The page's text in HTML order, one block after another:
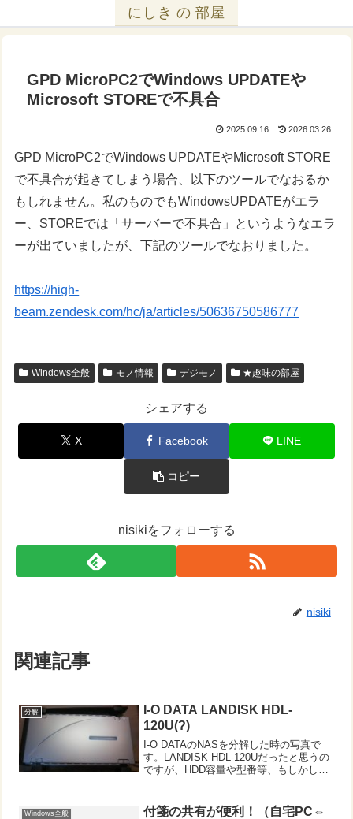
にしき の 部屋
GPD MicroPC2でWindows UPDATEや
Microsoft STOREで不具合
2025.09.16 2026.03.26
GPD MicroPC2でWindows UPDATEやMicrosoft STORE
で不具合が起きてしまう場合、以下のツールでなおるか
もしれません。私のものでもWindowsUPDATEがエラ
ー、STOREでは「サーバーで不具合」というようなエラ
ーが出ていましたが、下記のツールでなおりました。
https://high-
beam.zendesk.com/hc/ja/articles/50636750586777
Windows全般 モノ情報 デジモノ ★趣味の部屋
シェアする
X Facebook LINE
コピー
nisikiをフォローする
nisiki
関連記事
分解
I-O DATA LANDISK HDL-
120U(?)
I-O DATAのNASを分解した時の写真で
す。LANDISK HDL-120Uだったと思うの
ですが、HDD容量や型番等、もしかした
Windows全般
付箋の共有が便利！（自宅PC⇔